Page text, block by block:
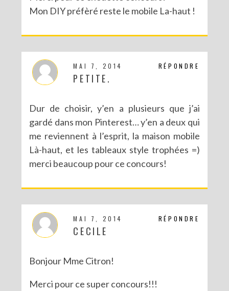
Mon DIY préfèré reste le mobile La-haut !
RÉPONDRE
MAI 7, 2014
PETITE.
Dur de choisir, y’en a plusieurs que j’ai
gardé dans mon Pinterest… y’en a deux qui
me reviennent à l’esprit, la maison mobile
Là-haut, et les tableaux style trophées =)
merci beaucoup pour ce concours!
RÉPONDRE
MAI 7, 2014
CECILE
Bonjour Mme Citron!
Merci pour ce super concours!!!